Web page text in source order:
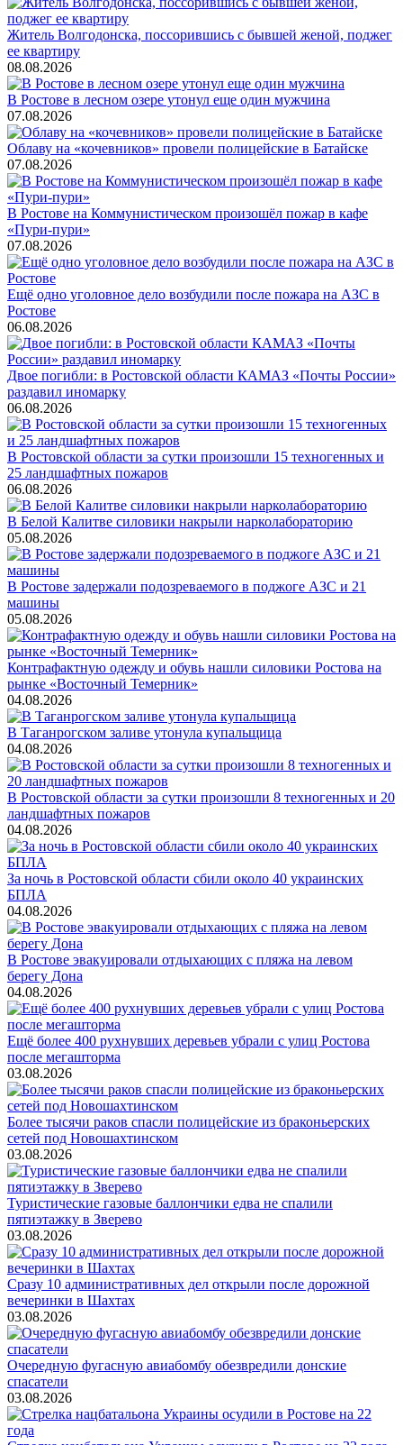
Житель Волгодонска, поссорившись с бывшей женой, поджег
ее квартиру
08.08.2026
В Ростове в лесном озере утонул еще один мужчина
07.08.2026
Облаву на «кочевников» провели полицейские в Батайске
07.08.2026
В Ростове на Коммунистическом произошёл пожар в кафе
«Пури-пури»
07.08.2026
Ещё одно уголовное дело возбудили после пожара на АЗС в
Ростове
06.08.2026
Двое погибли: в Ростовской области КАМАЗ «Почты России»
раздавил иномарку
06.08.2026
В Ростовской области за сутки произошли 15 техногенных и
25 ландшафтных пожаров
06.08.2026
В Белой Калитве силовики накрыли нарколабораторию
05.08.2026
В Ростове задержали подозреваемого в поджоге АЗС и 21
машины
05.08.2026
Контрафактную одежду и обувь нашли силовики Ростова на
рынке «Восточный Темерник»
04.08.2026
В Таганрогском заливе утонула купальщица
04.08.2026
В Ростовской области за сутки произошли 8 техногенных и 20
ландшафтных пожаров
04.08.2026
За ночь в Ростовской области сбили около 40 украинских
БПЛА
04.08.2026
В Ростове эвакуировали отдыхающих с пляжа на левом
берегу Дона
04.08.2026
Ещё более 400 рухнувших деревьев убрали с улиц Ростова
после мегашторма
03.08.2026
Более тысячи раков спасли полицейские из браконьерских
сетей под Новошахтинском
03.08.2026
Туристические газовые баллончики едва не спалили
пятиэтажку в Зверево
03.08.2026
Сразу 10 административных дел открыли после дорожной
вечеринки в Шахтах
03.08.2026
Очередную фугасную авиабомбу обезвредили донские
спасатели
03.08.2026